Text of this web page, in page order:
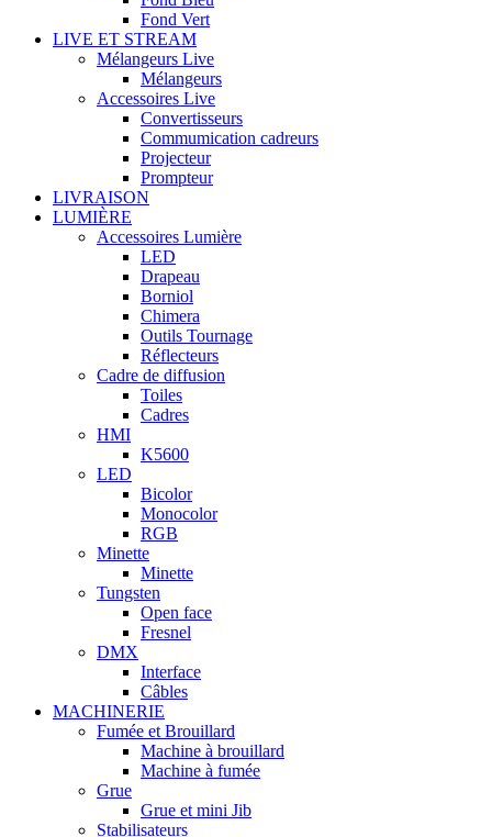
Fond Vert
LIVE ET STREAM
Mélangeurs Live
Mélangeurs
Accessoires Live
Convertisseurs
Commumication cadreurs
Projecteur
Prompteur
LIVRAISON
LUMIÈRE
Accessoires Lumière
LED
Drapeau
Borniol
Chimera
Outils Tournage
Réflecteurs
Cadre de diffusion
Toiles
Cadres
HMI
K5600
LED
Bicolor
Monocolor
RGB
Minette
Minette
Tungsten
Open face
Fresnel
DMX
Interface
Câbles
MACHINERIE
Fumée et Brouillard
Machine à brouillard
Machine à fumée
Grue
Grue et mini Jib
Stabilisateurs